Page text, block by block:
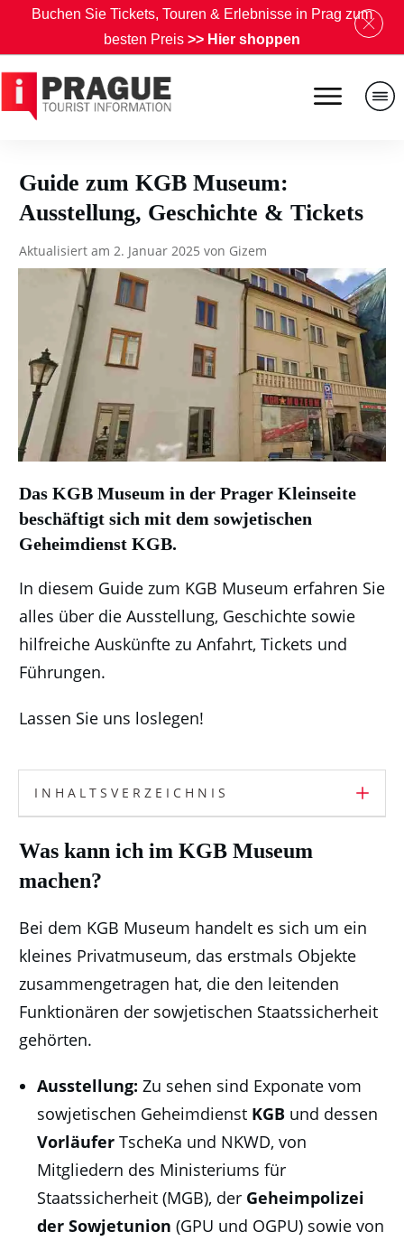
Guide zum KGB Museum:
Ausstellung, Geschichte & Tickets
Aktualisiert am 2. Januar 2025 von Gizem
Das KGB Museum in der Prager Kleinseite
beschäftigt sich mit dem sowjetischen
Geheimdienst KGB.
In diesem Guide zum KGB Museum erfahren Sie
alles über die Ausstellung, Geschichte sowie
hilfreiche Auskünfte zu Anfahrt, Tickets und
Führungen.
Lassen Sie uns loslegen!
INHALTSVERZEICHNIS
Was kann ich im KGB Museum
machen?
Bei dem KGB Museum handelt es sich um ein
kleines Privatmuseum, das erstmals Objekte
zusammengetragen hat, die den leitenden
Funktionären der sowjetischen Staatssicherheit
gehörten.
Ausstellung: Zu sehen sind Exponate vom
sowjetischen Geheimdienst KGB und dessen
Vorläufer TscheKa und NKWD, von
Mitgliedern des Ministeriums für
Staatssicherheit (MGB), der Geheimpolizei
der Sowjetunion (GPU und OGPU) sowie von
Buchen Sie Tickets, Touren & Erlebnisse in Prag zum
besten Preis >> Hier shoppen